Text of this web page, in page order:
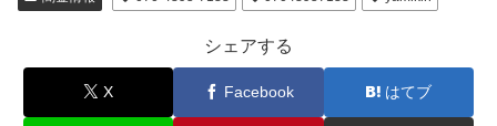
シェアする
X Facebook はてブ